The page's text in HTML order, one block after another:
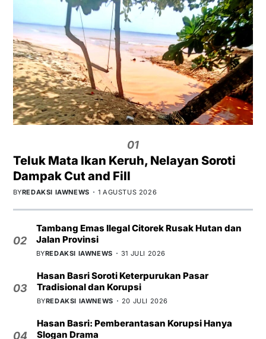
01
Teluk Mata Ikan Keruh, Nelayan Soroti
Dampak Cut and Fill
BYREDAKSI IAWNEWS 1 AGUSTUS 2026
02
Tambang Emas Ilegal Citorek Rusak Hutan dan
Jalan Provinsi
BYREDAKSI IAWNEWS 31 JULI 2026
03
Hasan Basri Soroti Keterpurukan Pasar
Tradisional dan Korupsi
BYREDAKSI IAWNEWS 20 JULI 2026
04
Hasan Basri: Pemberantasan Korupsi Hanya
Slogan Drama